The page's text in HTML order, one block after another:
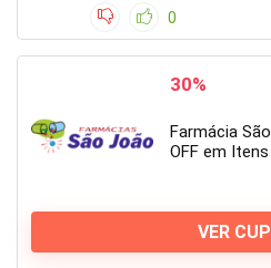
0
30%
Farmácia
OFF em
VER